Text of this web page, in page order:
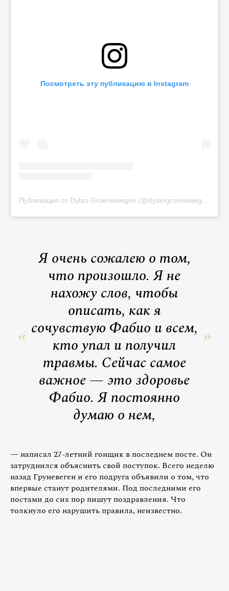
Посмотреть эту публикацию в Instagram
Я очень сожалею о том,
что произошло. Я не
нахожу слов, чтобы
описать, как я
сочувствую Фабио и всем,
кто упал и получил
травмы. Сейчас самое
важное — это здоровье
Фабио. Я постоянно
думаю о нем,
— написал 27-летний гонщик в последнем посте. Он
затруднился объяснить свой поступок. Всего неделю
назад Груневеген и его подруга объявили о том, что
впервые станут родителями. Под последними его
постами до сих пор пишут поздравления. Что
толкнуло его нарушить правила, неизвестно.